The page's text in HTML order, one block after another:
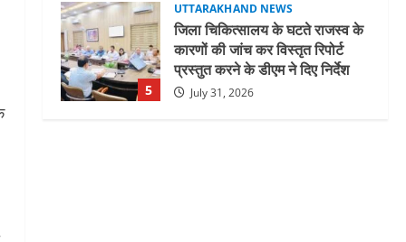
5
UTTARAKHAND NEWS
जिला चिकित्सालय के घटते राजस्व के
कारणों की जांच कर विस्तृत रिपोर्ट
प्रस्तुत करने के डीएम ने दिए निर्देश
July 31, 2026